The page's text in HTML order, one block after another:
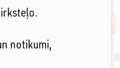
notikumi,